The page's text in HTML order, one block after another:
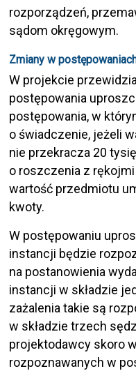
rozporządzeń,
sądom okręgowym.
Zmiany w
W projekcie
postępowania
postępowania, w
o świadczenie, jeżeli
nie przekracza 20
o roszczenia z
wartość przedmiotu
kwoty.
W postępowaniu
instancji będzie
na postanowienia
instancji w składzie
zażalenia takie są
w składzie trzech
projektodawcy skoro
rozpoznawanych w